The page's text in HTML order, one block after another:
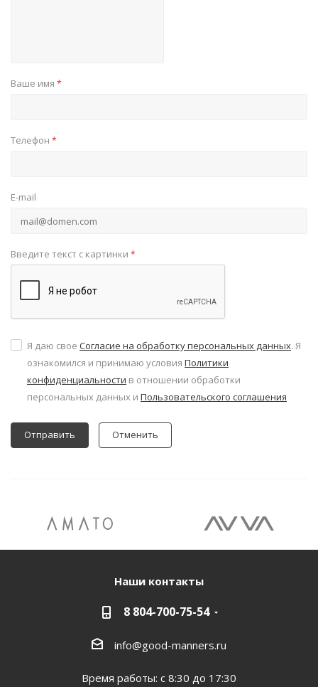
Ваше имя *
Телефон *
E-mail
Введите текст с картинки *
Я даю свое Согласие на обработку персональных данных. Я
ознакомился и принимаю условия Политики
конфиденциальности в отношении обработки
персональных данных и Пользовательского соглашения
Отменить
Наши контакты
8 804-700-75-54
info@good-manners.ru
Время работы: с 8:30 до 17:30